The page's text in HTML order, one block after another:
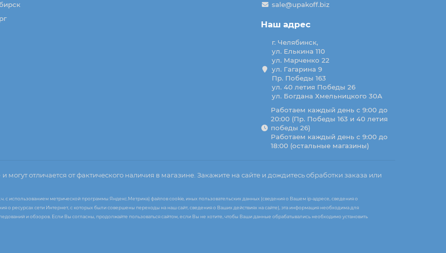
sale@upakoff.biz
Наш адрес
г. Челябинск,
ул. Елькина 110
ул. Марченко 22
ул. Гагарина 9
Пр. Победы 163
ул. 40 летия Победы 26
ул. Богдана Хмельницкого 30А
Работаем каждый день с 9:00 до
20:00 (Пр. Победы 163 и 40 летия
победы 26)
Работаем каждый день с 9:00 до
18:00 (остальные магазины)
и могут отличается от фактического наличия в магазине. Закажите на сайте и дождитесь обработки заказа или
с использованием метрической программы Яндекс.Метрика) файлов cookie, иных пользовательских данных (сведения о Вашем ip-адресе, сведения о
о ресурсах сети Интернет, с которых были совершены переходы на наш сайт, сведения о Ваших действиях на сайте), эта информация необходима для
и обзоров. Если Вы согласны, продолжайте пользоваться сайтом, если Вы не хотите, чтобы Ваши данные обрабатывались необходимо установить